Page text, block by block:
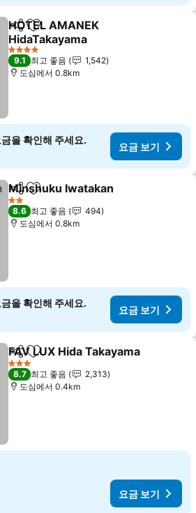
공유 즐겨찾기에 추가
HOTEL AMANEK
HidaTakayama
요금 보기
4 성급
9.1 최고 좋음
1,542
도심에서 0.8km
을 확인해 주세요.
요금 보기
공유 즐겨찾기에 추가
Minshuku Iwatakan
2 성급
8.6 최고 좋음
494
도심에서 0.8km
을 확인해 주세요.
요금 보기
공유 즐겨찾기에 추가
FAV LUX Hida Takayama
3 성급
8.7 최고 좋음
2,313
도심에서 0.4km
요금 보기